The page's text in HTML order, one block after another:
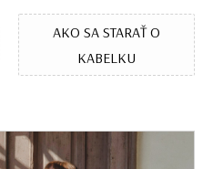
AKO SA STARAŤ O
KABELKU